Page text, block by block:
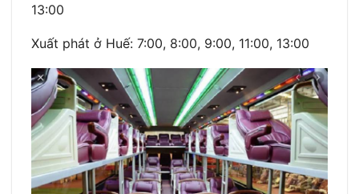
13:00
Xuất phát ở Huế: 7:00, 8:00, 9:00, 11:00, 13:00